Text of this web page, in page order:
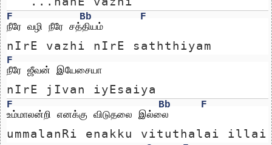
F Bb
F
நீரே வழி நீரே சத்தியம்
nIrE vazhi nIrE saththiyam
F
நீரே ஜீவன் இயேசையா
nIrE jIvan iyEsaiya
F Bb
F
உம்மாலன்றி எனக்கு விடுதலை இல்லை
ummalanRi enakku vituthalai illai